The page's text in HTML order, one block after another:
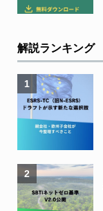
解説ランキング
1
2